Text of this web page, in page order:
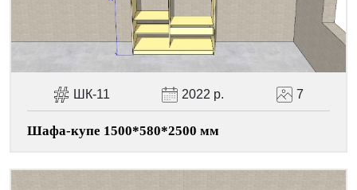
ШК-11 2022 р. 7
Шафа-купе 1500*580*2500 мм